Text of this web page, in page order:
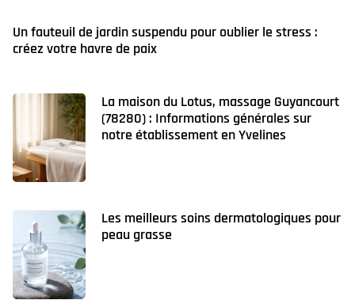
Un fauteuil de jardin suspendu pour oublier le stress :
créez votre havre de paix
La maison du Lotus, massage Guyancourt
(78280) : Informations générales sur
notre établissement en Yvelines
Les meilleurs soins dermatologiques pour
peau grasse